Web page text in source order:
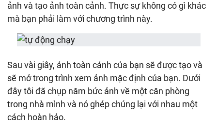
ảnh và tạo ảnh toàn cảnh. Thực sự không có gì khác
mà bạn phải làm với chương trình này.
Sau vài giây, ảnh toàn cảnh của bạn sẽ được tạo và
sẽ mở trong trình xem ảnh mặc định của bạn. Dưới
đây tôi đã chụp năm bức ảnh về một căn phòng
trong nhà mình và nó ghép chúng lại với nhau một
cách hoàn hảo.